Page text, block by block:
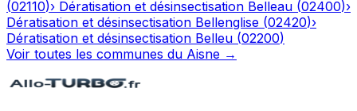
(02110)› Dératisation et désinsectisation Belleau (02400)›
Dératisation et désinsectisation Bellenglise (02420)›
Dératisation et désinsectisation Belleu (02200)
Voir toutes les communes du Aisne →